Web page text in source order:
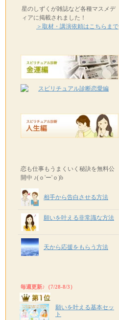
星のしずくが雑誌など各種マスメデ
ィアに掲載されました！
＞取材・講演依頼はこちらまで
恋も仕事もうまくいく秘訣を無料公
開中 ♪(ｏ'ー'ｏ)b
相手から告白させる方法
願いを叶える非常識な方法
天から応援をもらう方法
毎週更新♪（7/28-8/3）
願いを叶える基本セッ
ト